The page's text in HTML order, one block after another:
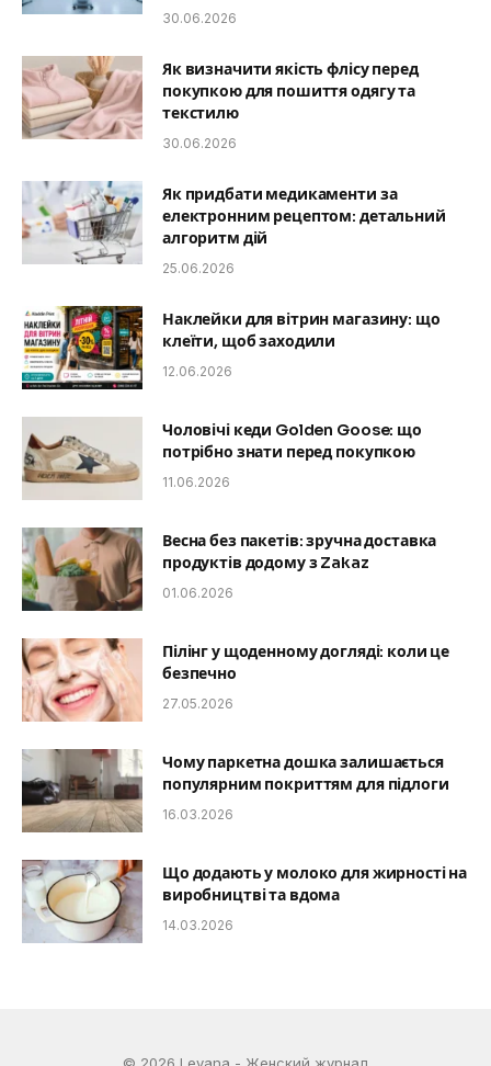
30.06.2026
Як визначити якість флісу перед
покупкою для пошиття одягу та
текстилю
30.06.2026
Як придбати медикаменти за
електронним рецептом: детальний
алгоритм дій
25.06.2026
Наклейки для вітрин магазину: що
клеїти, щоб заходили
12.06.2026
Чоловічі кеди Golden Goose: що
потрібно знати перед покупкою
11.06.2026
Весна без пакетів: зручна доставка
продуктів додому з Zakaz
01.06.2026
Пілінг у щоденному догляді: коли це
безпечно
27.05.2026
Чому паркетна дошка залишається
популярним покриттям для підлоги
16.03.2026
Що додають у молоко для жирності на
виробництві та вдома
14.03.2026